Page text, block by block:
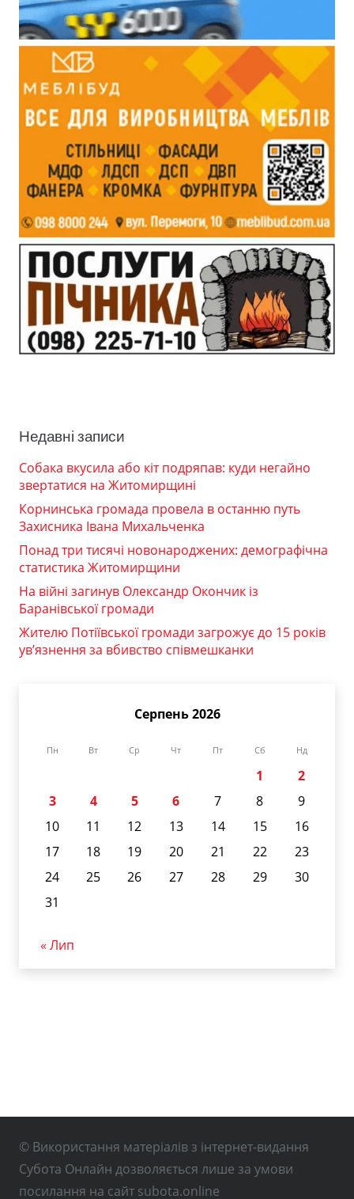
Недавні записи
Собака вкусила або кіт подряпав: куди негайно
звертатися на Житомирщині
Корнинська громада провела в останню путь
Захисника Івана Михальченка
Понад три тисячі новонароджених: демографічна
статистика Житомирщини
На війні загинув Олександр Окончик із
Баранівської громади
Жителю Потіївської громади загрожує до 15 років
ув’язнення за вбивство співмешканки
Серпень 2026
Пн Вт Ср Чт Пт Сб Нд
1
2
3
4 5 6 7 8
9
10
11 12 13 14 15
16
17
18 19 20 21 22
23
24
25 26 27 28 29
30
31
« Лип
© Використання матеріалів з інтернет-видання
Субота Онлайн дозволяється лише за умови
посилання на сайт subota.online